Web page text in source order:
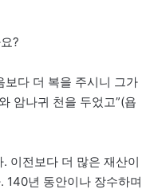
?
보다 더 복을 주시니 그가
암나귀 천을 두었고”(욥
이전보다 더 많은 재산이
140년 동안이나 장수하며